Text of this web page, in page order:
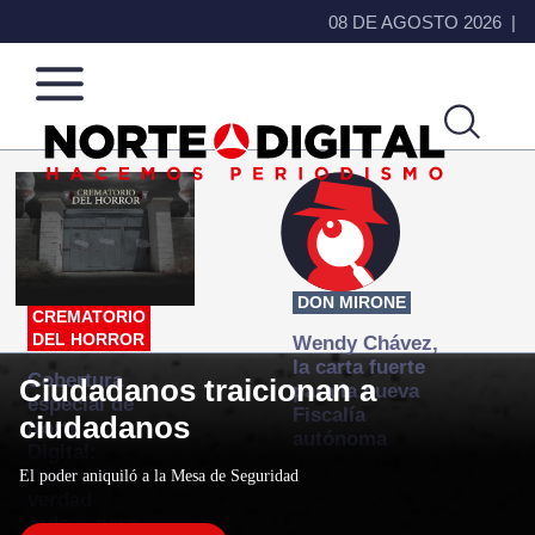
08 DE AGOSTO 2026
Norte
de
Ciudad
Más
que
noticias,
hacemos periodismo
CREMATORIO
DEL HORROR
Cobertura
especial de
Norte
Donde la
arde… pero
DON MIRONE
Wendy Chávez,
la carta fuerte
para la nueva
Fiscalía
autónoma
Ciudadanos traicionan a
ciudadanos
El poder aniquiló a la Mesa de Seguridad